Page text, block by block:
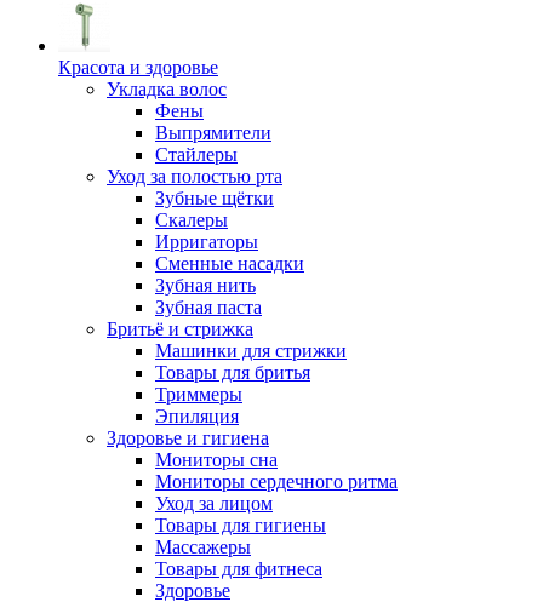
Красота и здоровье
Укладка волос
Фены
Выпрямители
Стайлеры
Уход за полостью рта
Зубные щётки
Скалеры
Ирригаторы
Сменные насадки
Зубная нить
Зубная паста
Бритьё и стрижка
Машинки для стрижки
Товары для бритья
Триммеры
Эпиляция
Здоровье и гигиена
Мониторы сна
Мониторы сердечного ритма
Уход за лицом
Товары для гигиены
Массажеры
Товары для фитнеса
Здоровье